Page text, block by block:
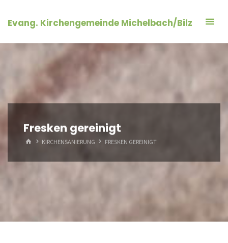
InhaltEvang. Kirchengemeinde Michelbach/Bilz
Fresken gereinigt
STARTKIRCHENSANIERUNG FRESKEN GEREINIGT